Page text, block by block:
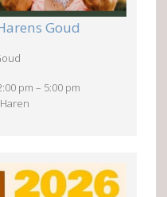
Goud
pm – 5:00 pm